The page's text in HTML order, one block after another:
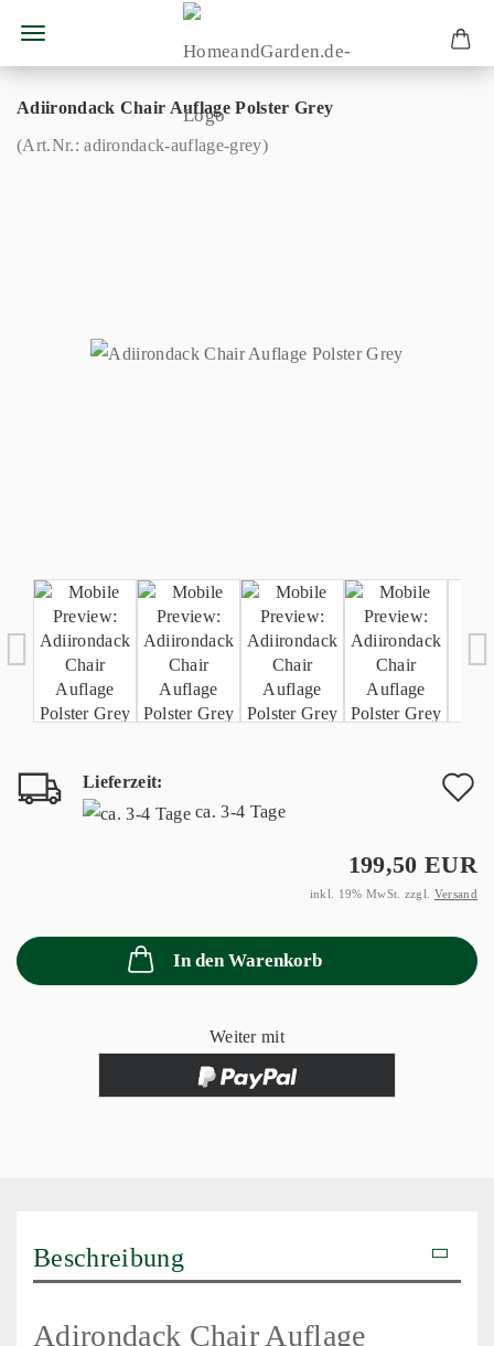
Adiirondack Chair Auflage Polster Grey
(Art.Nr.:adirondack-auflage-grey)
Lieferzeit:
ca. 3-4 Tage
199,50 EUR
inkl. 19% MwSt. zzgl. Versand
In den Warenkorb
Weiter mit
Beschreibung
Adirondack Chair Auflage